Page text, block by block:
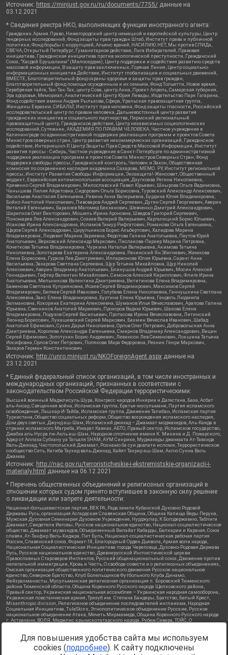
Источник: https://minjust.gov.ru/ru/documents/7755/ данные на
03.12.2021
* Сведения реестра НКО, выполняющих функции иностранного агента:
Гражданин.Армия.Право, Нижегородский центр немецкой и европейской культуры, Центр
гендерных исследований, Фонд защиты прав граждан Штаб, Институт права и публичной
политики, Фонд борьбы с коррупцией, Альянс врачей, НАСИЛИЮ.НЕТ, Мы против СПИДа,
СВЕЧА, Открытый Петербург, Гуманитарное действие, Лига Избирателей, Правовая
инициатива, Гражданская инициатива против экологической преступности, Гражданский
Союз, "Хасдей Ерушалаим" (Милосердие), Центр поддержки и содействия развитию средств
массовой информации, В защиту прав заключенных, Горячая Линия, Центр социально-
информационных инициатив Действие, Институт глобализации и социальных движений,
ВМЕСТЕ, Благотворительный фонд охраны здоровья и защиты прав граждан,
Благотворительный фонд помощи осужденным и их семьям, Фонд Тольятти, Новое время,
Серебряная тайга, Так-Так-Так, центр Сова, центр Анна, Проект Апрель, Самарская губерния,
Эра здоровья, Мемориал, Аналитический Центр Юрия Левады, Издательство Парк Гагарина,
Фонд содействия имени Андрея Рылькова, Сфера, Уральская правозащитная группа,
Женщины Евразии, СИБАЛЬТ, Институт прав человека, Фонд защиты гласности, Российский
исследовательский центр по правам человека, Дальневосточный центр развития
гражданских инициатив и социального партнерства, Пермский региональный
правозащитный центр, Гражданское действие, Центр независимых социологических
исследований, Сутяжник, АКАДЕМИЯ ПО ПРАВАМ ЧЕЛОВЕКА, Частное учреждение в
Калининграде по административной поддержке реализации программ и проектов Совета
Министров северных стран, Центр развития некоммерческих организаций, Гражданское
содействие, Интернешнл-Р, Центр Защиты Прав Средств Массовой Информации, Институт
развития прессы - Сибирь, Частное учреждение в Санкт-Петербурге по административной
поддержке реализации программ и проектов Совета Министров Северных Стран, Фонд
поддержки свободы прессы, Гражданский контроль, Человек и Закон, Общественная
комиссия по сохранению наследия академика Сахарова, МЕМО. РУ, Институт региональной
прессы, Институт Развития Свободы Информации, Экозащита!-Женсовет, Общественный
вердикт, Евразийская антимонопольная ассоциация, Дзугкоева Регина Николаевна,
Кривенко Сергей Владимирович, Милославский Павел Юрьевич, Шнырова Ольга Вадимовна,
Чанышева Лилия Айратовна, Сидорович Ольга Борисовна, Туровский Александр Алексеевич,
Васильева Анастасия Евгеньевна, Ривина Анна Валерьевна, Бурдина Юлия Владимировна,
Бойко Анатолий Николаевич, Пивоваров Андрей Сергеевич, Дугин Сергей Георгиевич, Аверин
Виталий Евгеньевич, Барахоев Магомед Бекханович, Шевченко Дмитрий Александрович,
Шарипков Олег Викторович, Мошель Ирина Ароновна, Шведов Григорий Сергеевич,
Пономарев Лев Александрович, Созаев Валерий Валерьевич, Каргалицкий Борис Юльевич,
Исакова Ирина Александровна, Исламов Тимур Рифгатович, Романова Ольга Евгеньевна,
Щаров Сергей Алексадрович, Цирульников Борис Альбертович, Халидова Марина
Владимировна, Людевиг Марина Зариевна, Федотова Галина Анатольевна, Паутов Юрий
Анатольевич, Верховский Александр Маркович, Пислакова-Паркер Марина Петровна,
Кочеткова Татьяна Владимировна, Чуркина Наталья Валерьевна, Акимова Татьяна
Николаевна, Золотарева Екатерина Александровна, Рачинский Ян Збигневич, Жемкова
Елена Борисовна, Гудков Лев Дмитриевич, Илларионова Юлия Юрьевна, Саранг Анна
Васильевна, Захарова Светлана Сергеевна, Щур Татьяна Михайловна, Щур Николай
Алексеевич, Аверин Владимир Анатольевич, Блинушов Андрей Юрьевич, Мосин Алексей
Геннадьевич, Гефтер Валентин Михайлович, Симонов Алексей Кириллович, Флиге Ирина
Анатольевна, Мельникова Валентина Дмитриевна, Вититинова Елена Владимировна,
Баженова Светлана Куприяновна, Исаев Сергей Владимирович, Максимов Сергей
Владимирович, Беляев Сергей Иванович, Голубева Елена Николаевна, Ганнушкина Светлана
Алексеевна, Закс Елена Владимировна, Буртина Елена Юрьевна, Гендель Людмила
Залмановна, Кокорина Екатерина Алексеевна, Шуманов Илья Вячеславович, Арапова Галина
Юрьевна, Свечников Анатолий Мариевич, Прохоров Вадим Юрьевич, Шахова Елена
Владимировна, Подузов Сергей Васильевич, Протасова Ирина Вячеславовна, Литинский
Леонид Борисович, Лукашевский Сергей Маркович, Бахмин Вячеслав Иванович, Шабад
Анатолий Ефимович, Сухих Дарья Николаевна, Орлов Олег Петрович, Добровольская Анна
Дмитриевна, Королева Александра Евгеньевна, Смирнов Владимир Александрович, Вицин
Сергей Ефимович, Золотухин Борис Андреевич, Левинсон Лев Семенович, Локшина Татьяна
Иосифовна, Орлов Олег Петрович, Полякова Мара Федоровна, Резник Генри Маркович,
Захаров Герман Константинович
Источник: http://unro.minjust.ru/NKOForeignAgent.aspx данные на
23.12.2021
* Единый федеральный список организаций, в том числе иностранных и
международных организаций, признанных в соответствии с
законодательством Российской Федерации террористическими:
Высший военный Маджлисуль Шура, Конгресс народов Ичкерии и Дагестана, База, Асбат
аль-Ансар, Священная война, Исламская группа, Братья-мусульмане, Партия исламского
освобождения, Лашкар-И-Тайба, Исламская группа, Движение Талибан, Исламская партия
Туркестана, Общество социальных реформ, Общество возрождения исламского наследия,
Дом двух святых, Джунд аш-Шам, Исламский джихад – Джамаат моджахедов, Аль-Каида в
странах исламского Магриба, Имарат Кавказ, АБТО, Правый сектор, Исламское государство,
Джабха аль-Нусра ли-Ахль аш-Шам, Народное ополчение имени К. Минина и Д. Пожарского,
Аджр от Аллаха Субхану уа Тагьаля SHAM, АУМ Синрике, Муджахеды джамаата Ат-Тавхида
Валь-Джихад, Чистопольский Джамаат, Рохнамо ба суи давлати исломи, Террористическое
сообщество Сеть, Катиба Таухид валь-Джихад, Хайят Тахрир аш-Шам, Ахлю Сунна Валь
Джамаа
Источник: http://nac.gov.ru/terroristicheskie-i-ekstremistskie-organizacii-i-
materialy.html данные на 06.12.2021
* Перечень общественных объединений и религиозных организаций в
отношении которых судом принято вступившее в законную силу решение
о ликвидации или запрете деятельности:
Национал-большевистская партия, ВЕК РА, Рада земли Кубанской Духовно Родовой
Державы Русь, организация Асгардская Славянская Община, Община Капища Веды Перуна,
Мужская Духовная Семинария Духовное Учреждение, Нурджулар, К Богодержавию, Таблиги
Джамаат, Свидетели Иеговы, Русское национальное единство, Национал-социалистическое
общество, Джамаат мувахидов, Объединенный Вилайат Кабарды, Балкарии и Карачая, Союз
славян, Ат-Такфир Валь-Хиджра, Пит Буль, Национал-социалистическая рабочая партия
России, Славянский союз, Формат-18, Благородный Орден Дьявола, Армия воли народа,
Национальная Социалистическая Инициатива города Череповца, Духовно-Родовая Держава
Русь, Русское национальное единство, Древнерусской Инглистической церкви
Православных Староверов-Инглингов, Русский общенациональный союз, Движение против
нелегальной иммиграции, Кровь и Честь, О свободе совести и о религиозных объединениях,
Омская организация общественного политического движения Русское национальное
единство, Северное Братство, Клуб Болельщиков Футбольного Клуба Динамо,
Файзрахманисты, Мусульманская религиозная организация п. Боровский Тюменского
района Тюменской области, Община Коренного Русского народа Щелковского района,
Правый сектор, Украинская национальная ассамблея – Украинская народная самооборона,
Украинская повстанческая армия, Тризуб им. Степана Бандеры, Братство, Белый Крест,
Misanthropic division, Религиозное объединение последователей инглиизма, Народная
Социальная Инициатива, TulaSkins, Этнополитическое объединение Русские, Русское
национальное объединение Атака, Мечеть Мирмамеда, Община Коренного Русского народа
г. Астрахани, ВОЛЯ, Меджлис крымскотатарского народа, Рубеж Севера, ТОЙС, О
правозащитная группа МПГ, Курсом Правды и Единения, Каракольская инициативная
группа, Автоград Крю, Союз Славянских Сил Руси, Алля-Аят, Благотворительный пансионат
Ак Умут, Русская республика Русь, Арестантское уголовное единство, Башкорт, Нация и
свобода, W.H.С., Фалунь Дафа, Иртыш Ultras, Русский Патриотический клуб-Новокузнецк/
Для повышения удобства сайта мы используем
cookies (подробнее). К сайту подключены